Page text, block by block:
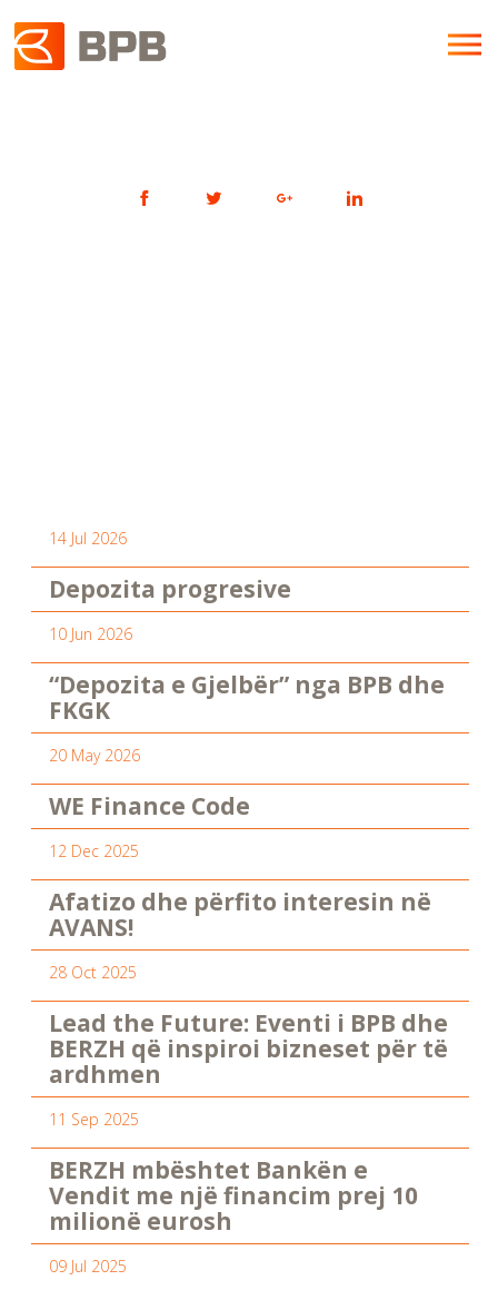
14 Jul 2026
Depozita progresive
10 Jun 2026
“Depozita e Gjelbër” nga BPB dhe
FKGK
20 May 2026
WE Finance Code
12 Dec 2025
Afatizo dhe përfito interesin në
AVANS!
28 Oct 2025
Lead the Future: Eventi i BPB dhe
BERZH që inspiroi bizneset për të
ardhmen
11 Sep 2025
BERZH mbështet Bankën e
Vendit me një financim prej 10
milionë eurosh
09 Jul 2025